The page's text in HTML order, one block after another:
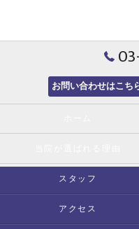
お問い合わせはこち
スタッフ
アクセス